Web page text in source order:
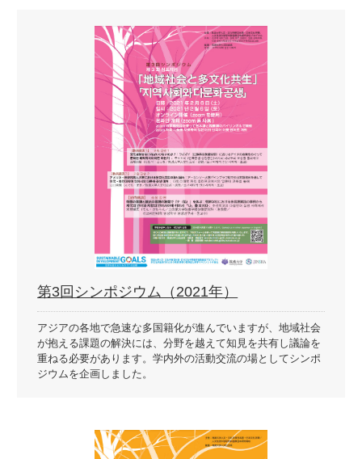
第3回シンポジウム（2021年）
アジアの各地で急速な多国籍化が進んでいますが、地域社会
が抱える課題の解決には、分野を越えて知見を共有し議論を
重ねる必要があります。学内外の活動交流の場としてシンポ
ジウムを企画しました。